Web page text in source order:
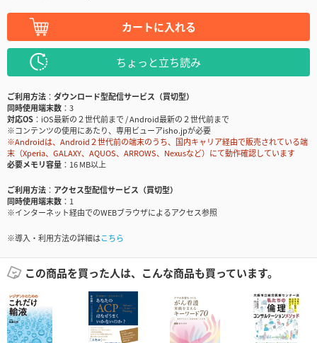
カートに入れる
ちょっと立ち読み
ご利用方法
ダウンロード型配信サービス（買切型）
同時使用端末数
3
対応OS
iOS最新の２世代前まで / Android最新の２世代前まで
※コンテンツの使用にあたり、専用ビューアisho.jpが必要
※Androidは、Android２世代前の端末のうち、国内キャリア経由で販売されている端
末（Xperia、GALAXY、AQUOS、ARROWS、Nexusなど）にて動作確認しています
必要メモリ容量
16 MB以上
ご利用方法
アクセス型配信サービス（買切型）
同時使用端末数
1
※インターネット経由でのWEBブラウザによるアクセス参照
※導入・利用方法の詳細はこちら
この商品を買った人は、こんな商品も買っています。